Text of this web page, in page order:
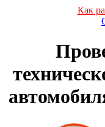
Как